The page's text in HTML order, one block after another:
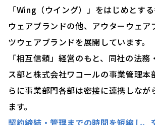
「Wing（ウイング）」をはじめとす
ウェアブランドの他、アウターウェア
ツウェアブランドを展開しています。
「相互信頼」経営のもと、同社の法務
ス部と株式会社ワコールの事業管理本
らに事業部門各部は密接に連携しなが
ます。
契約締結・管理までの時間を短縮し、